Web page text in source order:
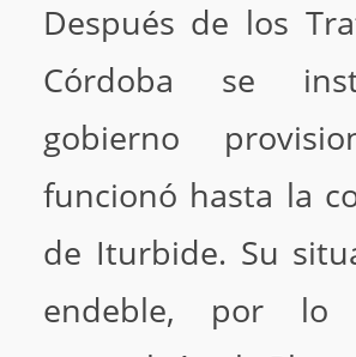
Después de los
Córdoba se
gobierno
funcionó hasta la
de Iturbide. Su
endeble, por lo